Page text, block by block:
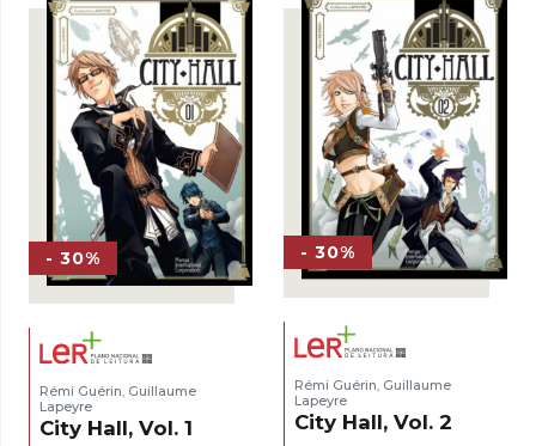
- 30%
Rémi Guérin Guillaume
Lapeyre
City Hall, Vol. 1
- 30%
Rémi Guérin Guillaume
Lapeyre
City Hall, Vol. 2